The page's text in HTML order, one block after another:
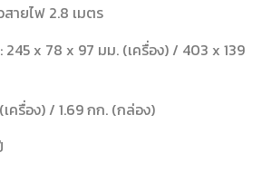
ายไฟ 2.8 เมตร
245 x 78 x 97 มม. (เครื่อง) / 403 x 139
ครื่อง) / 1.69 กก. (กล่อง)